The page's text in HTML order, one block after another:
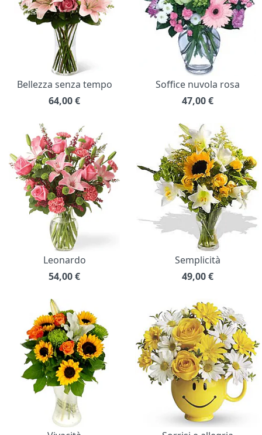
Bellezza senza tempo
64,00€
Soffice nuvola rosa
47,00€
Leonardo
54,00€
Semplicità
49,00€